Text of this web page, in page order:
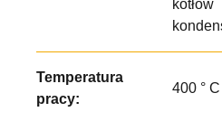
kotłów
Temperatura
pracy:
400 ° C